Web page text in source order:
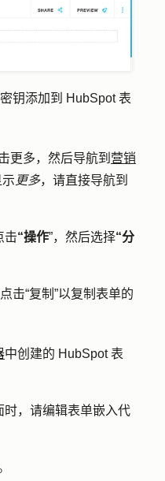
钥添加到 HubSpot 表
更多，然后导航到 营销
更多，请直接导航到
击“操作”，然后选择“分
击“复制”以复制表单的
中创建的 HubSpot 表
，请编辑表单嵌入代